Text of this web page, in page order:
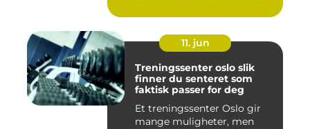
11. jun
Treningssenter oslo slik
finner du senteret som
faktisk passer for deg
Et treningssenter Oslo gir
mange muligheter, men